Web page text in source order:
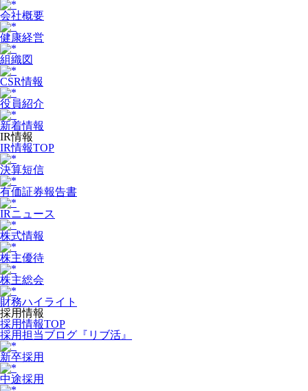
会社概要
健康経営
組織図
CSR情報
役員紹介
新着情報
IR情報
IR情報TOP
決算短信
有価証券報告書
IRニュース
株式情報
株主優待
株主総会
財務ハイライト
採用情報
採用情報TOP
採用担当ブログ『リブ活』
新卒採用
中途採用